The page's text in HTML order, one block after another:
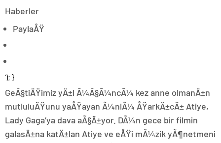
Haberler
PaylaÅŸ
‘); }
GeÃ§tiÄŸimiz yÄ±l Ã¼Ã§Ã¼ncÃ¼ kez anne olmanÄ±n
mutluluÄŸunu yaÅŸayan Ã¼nlÃ¼ ÅŸarkÄ±cÄ± Atiye,
Lady Gaga’ya dava aÃ§Ä±yor. DÃ¼n gece bir filmin
galasÄ±na katÄ±lan Atiye ve eÅŸi mÃ¼zik yÃ¶netmeni